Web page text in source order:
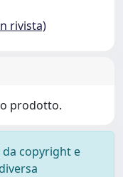
rivista)
prodotto.
copyright e